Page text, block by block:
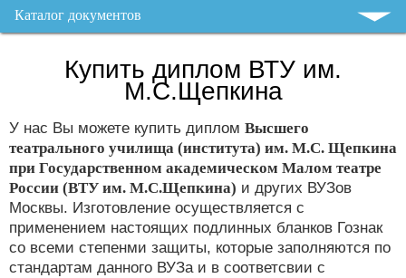
Каталог документов
Купить диплом ВТУ им.
М.С.Щепкина
У нас Вы можете купить диплом Высшего
театрального училища (института) им. М.С. Щепкина
при Государственном академическом Малом театре
России (ВТУ им. М.С.Щепкина) и других ВУЗов
Москвы. Изготовление осуществляется с
применением настоящих подлинных бланков Гознак
со всеми степенми защиты, которые заполняются по
стандартам данного ВУЗа и в соответсвии с